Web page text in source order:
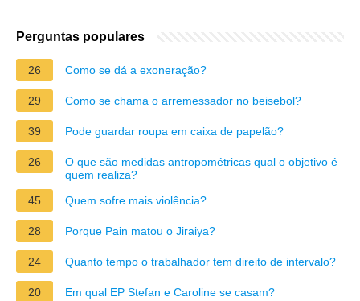
Perguntas populares
26 Como se dá a exoneração?
29 Como se chama o arremessador no beisebol?
39 Pode guardar roupa em caixa de papelão?
26
O que são medidas antropométricas qual o objetivo é
quem realiza?
45
Quem sofre mais violência?
28 Porque Pain matou o Jiraiya?
24 Quanto tempo o trabalhador tem direito de intervalo?
20 Em qual EP Stefan e Caroline se casam?